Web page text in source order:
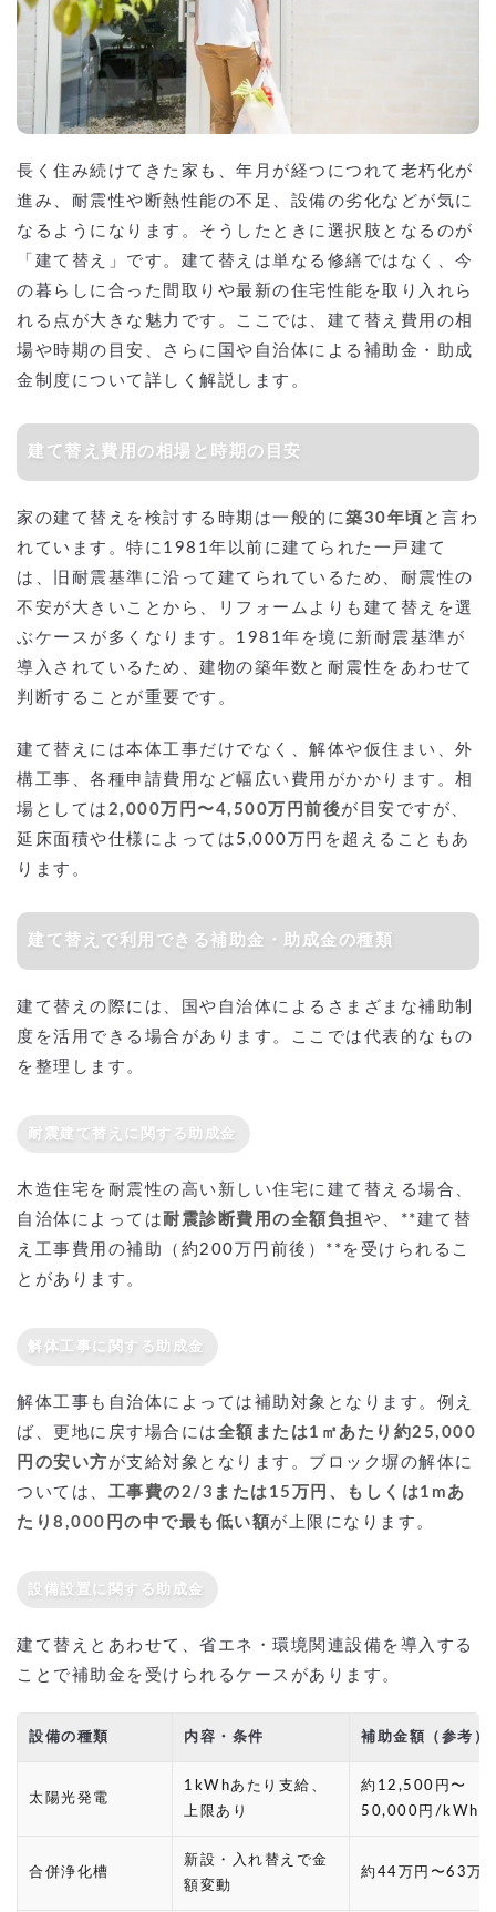
長く住み続けてきた家も、年月が経つにつれて老朽化が
進み、耐震性や断熱性能の不足、設備の劣化などが気に
なるようになります。そうしたときに選択肢となるのが
「建て替え」です。建て替えは単なる修繕ではなく、今
の暮らしに合った間取りや最新の住宅性能を取り入れら
れる点が大きな魅力です。ここでは、建て替え費用の相
場や時期の目安、さらに国や自治体による補助金・助成
金制度について詳しく解説します。
建て替え費用の相場と時期の目安
家の建て替えを検討する時期は一般的に 築30年頃 と言わ
れています。特に1981年以前に建てられた一戸建て
は、旧耐震基準に沿って建てられているため、耐震性の
不安が大きいことから、リフォームよりも建て替えを選
ぶケースが多くなります。1981年を境に新耐震基準が
導入されているため、建物の築年数と耐震性をあわせて
判断することが重要です。
建て替えには本体工事だけでなく、解体や仮住まい、外
構工事、各種申請費用など幅広い費用がかかります。相
場としては 2,000万円〜4,500万円前後が目安ですが、
延床面積や仕様によっては5,000万円を超えることもあ
ります。
建て替えで利用できる補助金・助成金の種類
建て替えの際には、国や自治体によるさまざまな補助制
度を活用できる場合があります。ここでは代表的なもの
を整理します。
耐震建て替えに関する助成金
木造住宅を耐震性の高い新しい住宅に建て替える場合、
自治体によっては 耐震診断費用の全額負担 や、**建て替
え工事費用の補助（約200万円前後）**を受けられるこ
とがあります。
解体工事に関する助成金
解体工事も自治体によっては補助対象となります。例え
ば、更地に戻す場合には 全額または1㎡あたり約25,000
円の安い方 が支給対象となります。ブロック塀の解体に
ついては、 工事費の2/3または15万円、もしくは1mあ
たり8,000円の中で最も低い額 が上限になります。
設備設置に関する助成金
建て替えとあわせて、省エネ・環境関連設備を導入する
ことで補助金を受けられるケースがあります。
設備の種類 内容・条件 補助金額（参考）
太陽光発電
1kWhあたり支給、
上限あり
約12,500円〜
50,000円/kWh
合併浄化槽
新設・入れ替えで金
額変動
約44万円〜63万